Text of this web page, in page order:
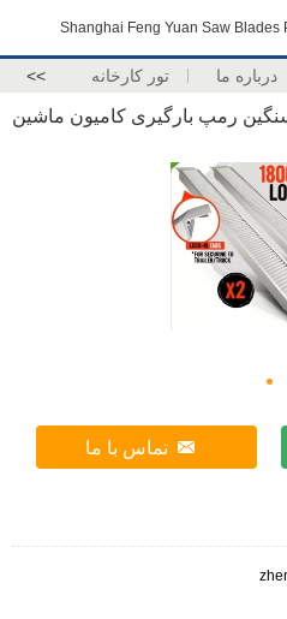
Shanghai Feng Yuan Saw Blades
درباره ما تور کارخانه >>
رمپ بارگیری کامیون ماشین
تماس با ما